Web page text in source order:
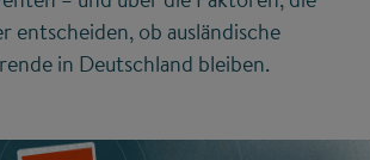
entscheiden, ob ausländische
in Deutschland bleiben.